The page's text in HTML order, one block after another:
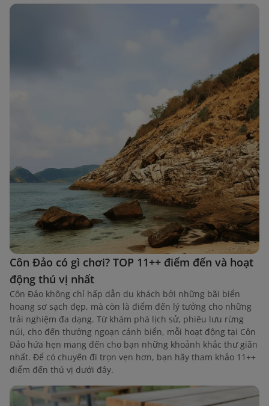
Côn Đảo có gì chơi? TOP 11++ điểm đến và hoạt
động thú vị nhất
Côn Đảo không chỉ hấp dẫn du khách bởi những bãi biển
hoang sơ sạch đẹp, mà còn là điểm đến lý tưởng cho những
trải nghiệm đa dạng. Từ khám phá lịch sử, phiêu lưu rừng
núi, cho đến thưởng ngoạn cảnh biển, mỗi hoạt động tại Côn
Đảo hứa hẹn mang đến cho bạn những khoảnh khắc thư giãn
nhất. Để có chuyến đi trọn vẹn hơn, bạn hãy tham khảo 11++
điểm đến thú vị dưới đây.